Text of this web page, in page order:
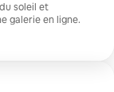
soleil et
galerie en ligne.